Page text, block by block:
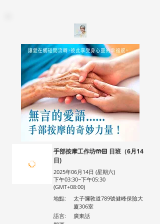
手部按摩工作坊🤲🏻 日班（6月14
日)
2025年06月14日 (星期六)
下午03:30~下午05:30
(GMT+08:00)
地點:
太子彌敦道789號健峰保險大
廈306室
語言:
廣東話